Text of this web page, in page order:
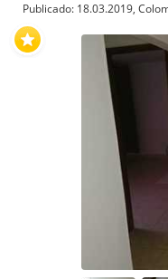
Publicado: 18.03.2019,